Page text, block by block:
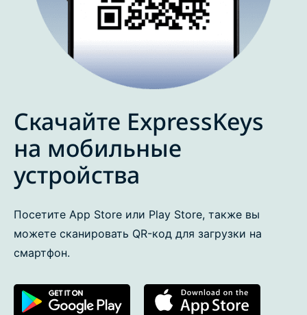
Скачайте ExpressKeys
на мобильные
устройства
Посетите App Store или Play Store, также вы
можете сканировать QR-код для загрузки на
смартфон.